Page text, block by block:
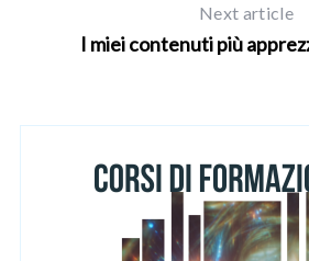
Next article
I miei contenuti più